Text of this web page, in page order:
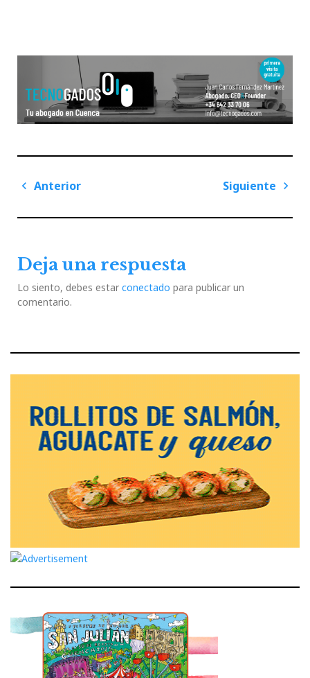
Navegación
entradas
Anterior
Siguiente
Deja una respuesta
Lo siento, debes estar conectado para publicar un
comentario.